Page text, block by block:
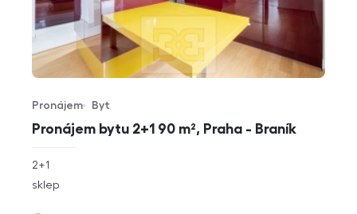
Pronájem bytu 2+1 90 m², Praha - Braník
Typ nabídky
Pronájem
Typ nemovitosti
Byt
rozměry
2+1
funkce
sklep